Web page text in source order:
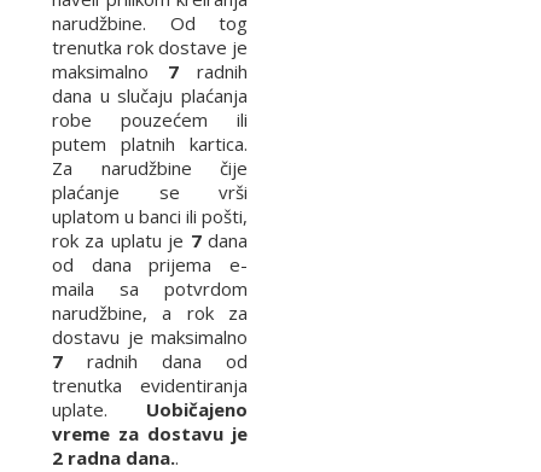
narudžbine. Od tog
trenutka rok dostave je
maksimalno 7radnih
dana u slučaju plaćanja
robe pouzećem ili
putem platnih kartica.
Za narudžbine čije
plaćanje se vrši
uplatom u banci ili pošti,
rok za uplatu je 7dana
od dana prijema e-
maila sa potvrdom
narudžbine, a rok za
dostavu je maksimalno
7 radnih dana od
trenutka evidentiranja
uplate. Uobičajeno
vreme za dostavu je
2 radna dana..